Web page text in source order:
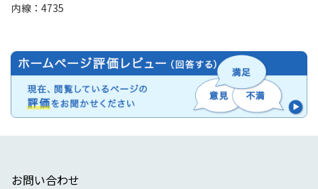
内線：4735
お問い合わせ